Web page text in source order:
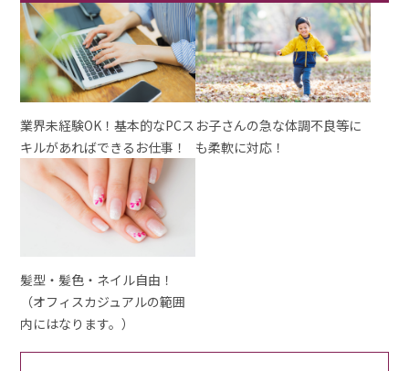
業界未経験OK！基本的なPCス
キルがあればできるお仕事！
お子さんの急な体調不良等に
も柔軟に対応！
髪型・髪色・ネイル自由！
（オフィスカジュアルの範囲
内にはなります。）